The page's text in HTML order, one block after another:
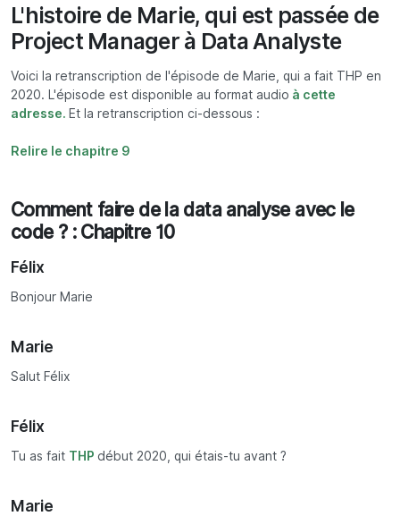
L'histoire de Marie, qui est passée de
Project Manager à Data Analyste
Voici la retranscription de l'épisode de Marie, qui a fait THP en
2020. L'épisode est disponible au format audio à cette
adresse. Et la retranscription ci-dessous :
Relire le chapitre 9
Comment faire de la data analyse avec le
code ? : Chapitre 10
Félix
Bonjour Marie
Marie
Salut Félix
Félix
Tu as fait THP début 2020, qui étais-tu avant ?
Marie